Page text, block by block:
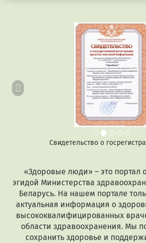
Свидетельство о
Предыдущий
«Здоровые люди» – это портал
эгидой Министерства
Беларусь. На нашем портале
актуальная информация о
высококвалифицированных
области здравоохранения. Мы
сохранить здоровье и